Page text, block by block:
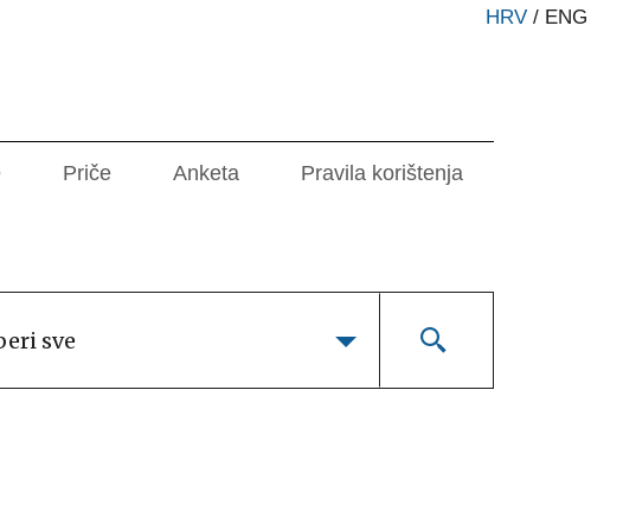
HRV / ENG
Priče Anketa Pravila korištenja
sve